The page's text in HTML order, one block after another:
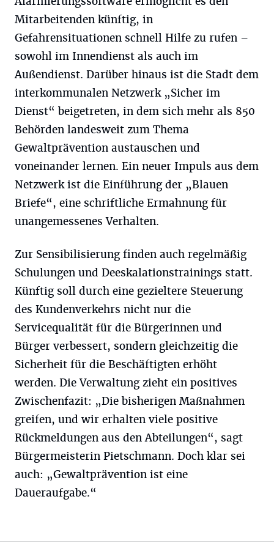
Mitarbeitenden künftig, in
Gefahrensituationen schnell Hilfe zu rufen –
sowohl im Innendienst als auch im
Außendienst. Darüber hinaus ist die Stadt dem
interkommunalen Netzwerk „Sicher im
Dienst“ beigetreten, in dem sich mehr als 850
Behörden landesweit zum Thema
Gewaltprävention austauschen und
voneinander lernen. Ein neuer Impuls aus dem
Netzwerk ist die Einführung der „Blauen
Briefe“, eine schriftliche Ermahnung für
unangemessenes Verhalten.
Zur Sensibilisierung finden auch regelmäßig
Schulungen und Deeskalationstrainings statt.
Künftig soll durch eine gezieltere Steuerung
des Kundenverkehrs nicht nur die
Servicequalität für die Bürgerinnen und
Bürger verbessert, sondern gleichzeitig die
Sicherheit für die Beschäftigten erhöht
werden. Die Verwaltung zieht ein positives
Zwischenfazit: „Die bisherigen Maßnahmen
greifen, und wir erhalten viele positive
Rückmeldungen aus den Abteilungen“, sagt
Bürgermeisterin Pietschmann. Doch klar sei
auch: „Gewaltprävention ist eine
Daueraufgabe.“